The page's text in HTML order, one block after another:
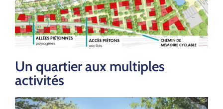
Un quartier aux multiples
activités